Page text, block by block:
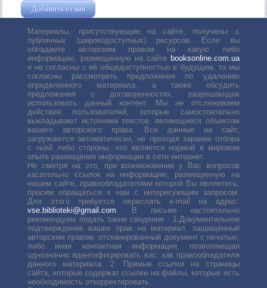
Добавить отзыв
Материалы, присутствующие на сайте, получены с
публичных (широкодоступных) ресурсов. Если вы
обладаете авторским правом на какую либо
информацию, размещенную на сайте booksonline.com.ua
и не согласны с её общедоступностью в будущем, то мы
согласны рассмотреть предложения по удалению
определенного материала, а также обсудить
предложения о договоренностях, разрешающих
использовать данный контент. Мы не отслеживаем
действия пользователей, которые самостоятельно
выкладывают источники текстов, являющиеся объектом
вашего авторского права. Все данные на сайт,
загружаются автоматически, не проходя заранее отбора
с чьей либо стороны, что является нормой в мировом
опыте размещения информации в сети интернет.
Не смотря на это, при возникновении у Вас вопросов
касательно ссылок на информацию, размещенную на
нашем сайте, правообладателями которой Вы являетесь,
просим обращаться к нам с интересующим запросом.
Для этого требуется переслать е-mail на адрес:
vse.biblioteki@gmail.com. В письме настоятельно
рекомендуем подать такие сведения : 1.Документальное
подтверждение ваших прав на материал, защищённый
авторским правом: отсканированный документ с печатью,
либо иная контактная информация, позволяющая
однозначно идентифицировать вас, как правообладателя
данного материала. 2. Прямые ссылки на страницы
сайта, которые содержат ссылки на файлы, которые есть
необходимость откорректировать.